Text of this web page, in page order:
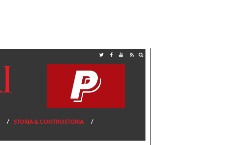
STORIA & CONTROSTORIA